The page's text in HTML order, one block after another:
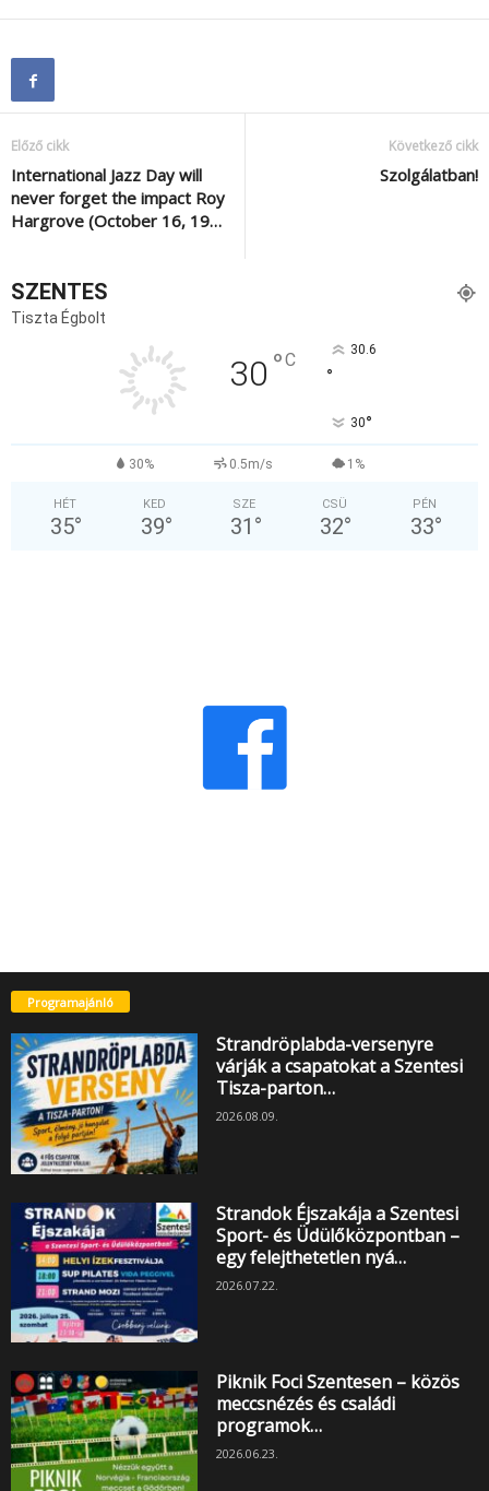
Előző cikk
International Jazz Day will
never forget the impact Roy
Hargrove (October 16, 19…
Következő cikk
Szolgálatban!
SZENTES
Tiszta Égbolt
30 °C 30.6
°
30°
30% 0.5m/s 1%
HÉT
35°
KED
39°
SZE
31 °
CSÜ
32°
PÉN
33°
Programajánló
Strandröplabda-versenyre
várják a csapatokat a Szentesi
Tisza-parton…
2026.08.09.
Strandok Éjszakája a Szentesi
Sport- és Üdülőközpontban –
egy felejthetetlen nyá…
2026.07.22.
Piknik Foci Szentesen – közös
meccsnézés és családi
programok…
2026.06.23.